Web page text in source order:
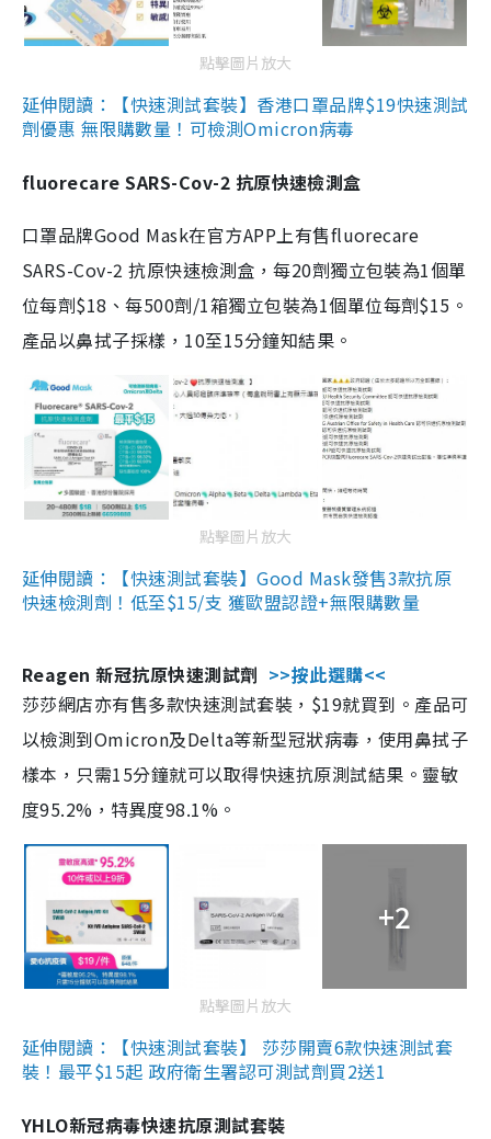
點擊圖片放大
延伸閱讀：【快速測試套裝】香港口罩品牌$19快速測試
劑優惠 無限購數量！可檢測Omicron病毒
fluorecare SARS-Cov-2 抗原快速檢測盒
口罩品牌Good Mask在官方APP上有售fluorecare
SARS-Cov-2 抗原快速檢測盒，每20劑獨立包裝為1個單
位每劑$18、每500劑/1箱獨立包裝為1個單位每劑$15。
產品以鼻拭子採樣，10至15分鐘知結果。
點擊圖片放大
延伸閱讀：【快速測試套裝】Good Mask發售3款抗原
快速檢測劑！低至$15/支 獲歐盟認證+無限購數量
Reagen 新冠抗原快速測試劑 >>按此選購<<
莎莎網店亦有售多款快速測試套裝，$19就買到。產品可
以檢測到Omicron及Delta等新型冠狀病毒，使用鼻拭子
樣本，只需15分鐘就可以取得快速抗原測試結果。靈敏
度95.2%，特異度98.1%。
+2
點擊圖片放大
延伸閱讀：【快速測試套裝】 莎莎開賣6款快速測試套
裝！最平$15起 政府衛生署認可測試劑買2送1
YHLO新冠病毒快速抗原測試套裝